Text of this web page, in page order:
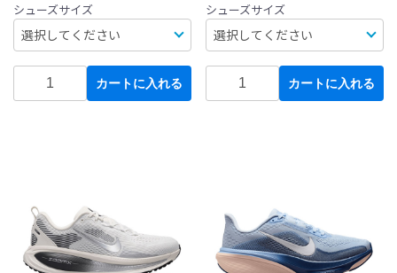
シューズサイズ
カートに入れる
シューズサイズ
カートに入れる